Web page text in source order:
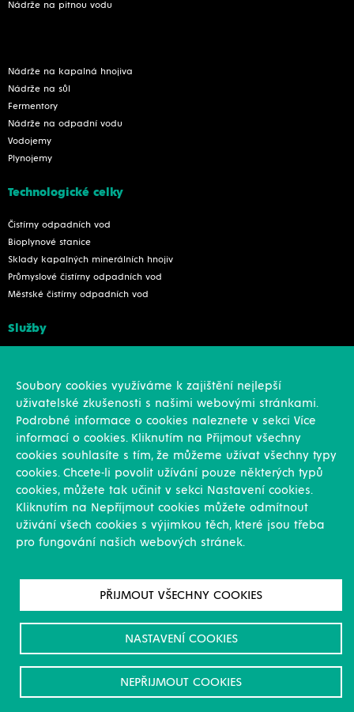
Nádrže na pitnou vodu
Nádrže na kapalná hnojiva
Nádrže na sůl
Fermentory
Nádrže na odpadní vodu
Vodojemy
Plynojemy
Technologické celky
Čistírny odpadních vod
Bioplynové stanice
Sklady kapalných minerálních hnojiv
Průmyslové čistírny odpadních vod
Městské čistírny odpadních vod
Služby
Kariéra
© All rights reserved. WITKOWITZ ENVI
Designed byLa Taupe2019
Soubory cookies využíváme k zajištění nejlepší
uživatelské zkušenosti s našimi webovými stránkami.
Podrobné informace o cookies naleznete v sekci Více
informací o cookies. Kliknutím na Přijmout všechny
cookies souhlasíte s tím, že můžeme užívat všechny typy
cookies. Chcete-li povolit užívání pouze některých typů
cookies, můžete tak učinit v sekci Nastavení cookies.
Kliknutím na Nepříjmout cookies můžete odmítnout
uživání všech cookies s výjimkou těch, které jsou třeba
pro fungování našich webových stránek.
PŘIJMOUT VŠECHNY COOKIES
NASTAVENÍ COOKIES
NEPŘIJMOUT COOKIES